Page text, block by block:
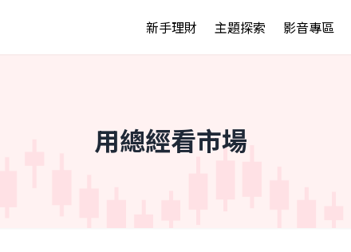
新手理財 主題探索 影音專區
用總經看市場